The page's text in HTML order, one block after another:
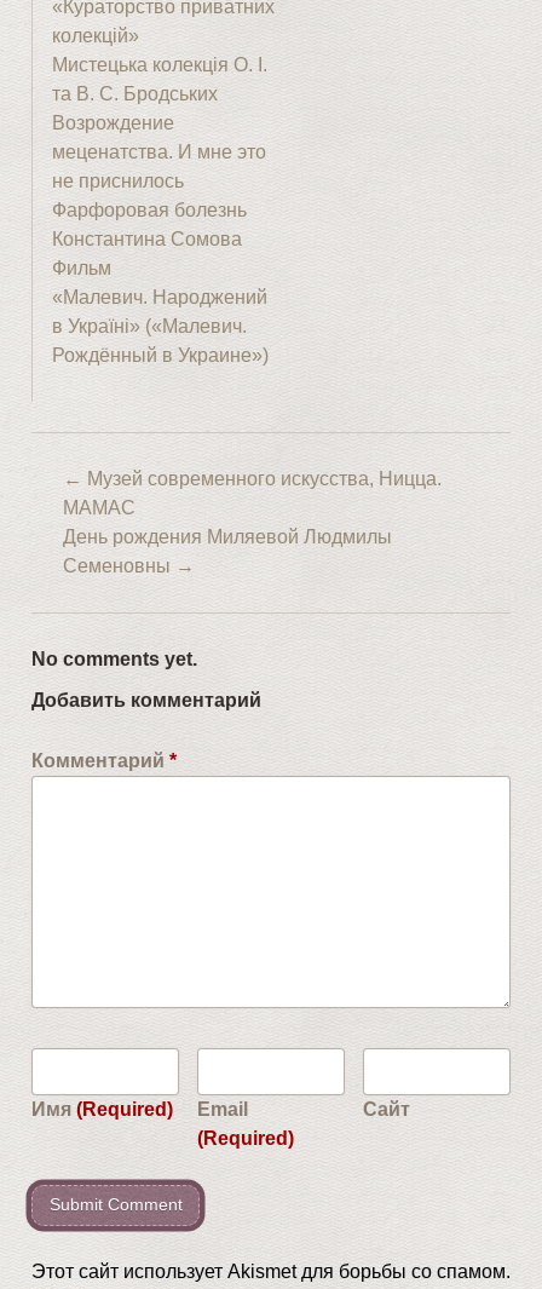
«Кураторство приватних
колекцій»
Мистецька колекція О. І.
та В. С. Бродських
Возрождение
меценатства. И мне это
не приснилось
Фарфоровая болезнь
Константина Сомова
Фильм
«Малевич. Народжений
в Україні» («Малевич.
Рождённый в Украине»)
← Музей современного искусства, Ницца.
МАМАС
День рождения Миляевой Людмилы
Семеновны →
No comments yet.
Добавить комментарий
Комментарий *
Имя (Required)
Email
(Required)
Сайт
Этот сайт использует Akismet для борьбы со спамом.